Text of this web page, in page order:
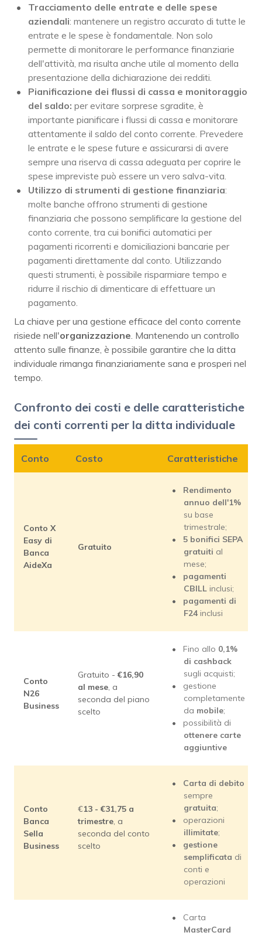
Tracciamento delle entrate e delle spese
aziendali: mantenere un registro accurato di tutte le
entrate e le spese è fondamentale. Non solo
permette di monitorare le performance finanziarie
dell'attività, ma risulta anche utile al momento della
presentazione della dichiarazione dei redditi.
Pianificazione dei flussi di cassa e monitoraggio
del saldo: per evitare sorprese sgradite, è
importante pianificare i flussi di cassa e monitorare
attentamente il saldo del conto corrente. Prevedere
le entrate e le spese future e assicurarsi di avere
sempre una riserva di cassa adeguata per coprire le
spese impreviste può essere un vero salva-vita.
Utilizzo di strumenti di gestione finanziaria:
molte banche offrono strumenti di gestione
finanziaria che possono semplificare la gestione del
conto corrente, tra cui bonifici automatici per
pagamenti ricorrenti e domiciliazioni bancarie per
pagamenti direttamente dal conto. Utilizzando
questi strumenti, è possibile risparmiare tempo e
ridurre il rischio di dimenticare di effettuare un
pagamento.
La chiave per una gestione efficace del conto corrente
risiede nell'organizzazione . Mantenendo un controllo
attento sulle finanze, è possibile garantire che la ditta
individuale rimanga finanziariamente sana e prosperi nel
tempo.
Confronto dei costi e delle caratteristiche
dei conti correnti per la ditta individuale
Conto Costo Caratteristiche
Conto X
Easy di
Banca
AideXa
Gratuito
Rendimento
annuo dell'1%
su base
trimestrale;
5 bonifici SEPA
gratuiti al
mese;
pagamenti
CBILL inclusi;
pagamenti di
F24 inclusi
Conto
N26
Business
Gratuito -€16,90
al mese , a
seconda del piano
scelto
Fino allo 0,1%
di cashback
sugli acquisti;
gestione
completamente
da mobile;
possibilità di
ottenere carte
aggiuntive
Conto
Banca
Sella
Business
€13 - €31,75 a
trimestre , a
seconda del conto
scelto
Carta di debito
sempre
gratuita;
operazioni
illimitate;
gestione
semplificata di
conti e
operazioni
Carta
MasterCard